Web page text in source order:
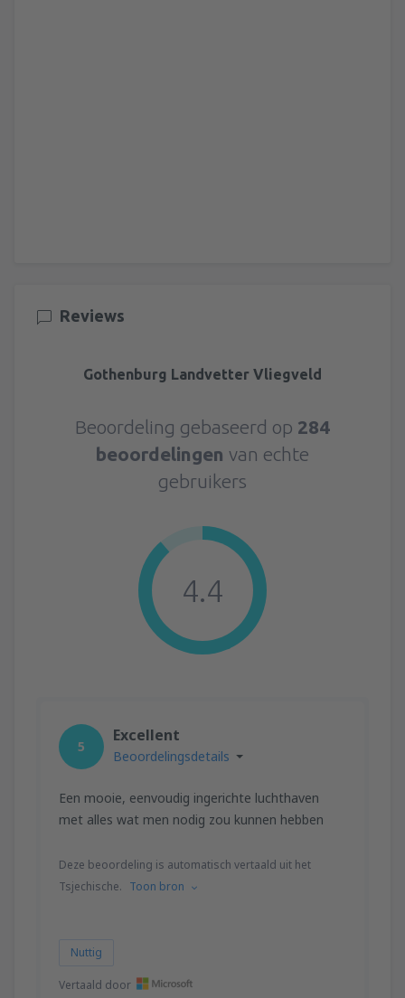
Reviews
Gothenburg Landvetter Vliegveld
Beoordeling gebaseerd op 284
beoordelingen van echte
gebruikers
4.4
5
Excellent
Beoordelingsdetails
Een mooie, eenvoudig ingerichte luchthaven
met alles wat men nodig zou kunnen hebben
Deze beoordeling is automatisch vertaald uit het
Tsjechische. Toon bron
Nuttig
Vertaald door